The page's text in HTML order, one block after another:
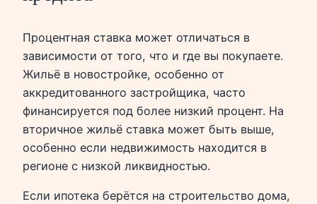
Процентная ставка может отличаться в
зависимости от того, что и где вы покупаете.
Жильё в новостройке, особенно от
аккредитованного застройщика, часто
финансируется под более низкий процент. На
вторичное жильё ставка может быть выше,
особенно если недвижимость находится в
регионе с низкой ликвидностью.
Если ипотека берётся на строительство дома,